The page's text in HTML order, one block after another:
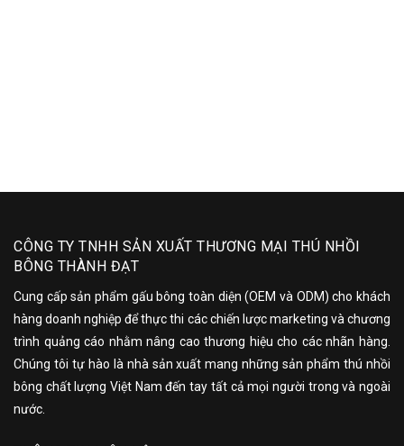
CÔNG TY TNHH SẢN XUẤT THƯƠNG MẠI THÚ NHỒI
BÔNG THÀNH ĐẠT
Cung cấp sản phẩm gấu bông toàn diện (OEM và ODM) cho khách
hàng doanh nghiệp để thực thi các chiến lược marketing và chương
trình quảng cáo nhằm nâng cao thương hiệu cho các nhãn hàng.
Chúng tôi tự hào là nhà sản xuất mang những sản phẩm thú nhồi
bông chất lượng Việt Nam đến tay tất cả mọi người trong và ngoài
nước.